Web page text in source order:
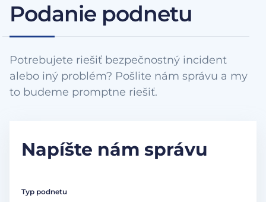
Podanie podnetu
Potrebujete riešiť bezpečnostný incident
alebo iný problém? Pošlite nám správu a my
to budeme promptne riešiť.
Napíšte nám správu
Typ podnetu